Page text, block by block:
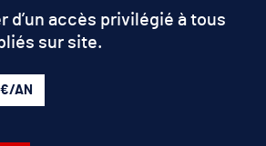
d’un accès privilégié à tous
sur site.
AN